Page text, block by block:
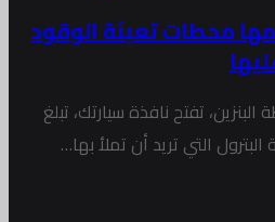
محطات تعبئة الوقود
تفتح نافذة سيارتك، تبلغ
التي تريد أن تملأ بها…